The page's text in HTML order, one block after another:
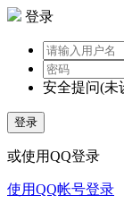
登录
安全提问(未
登录
或使用QQ登录
使用QQ帐号登录